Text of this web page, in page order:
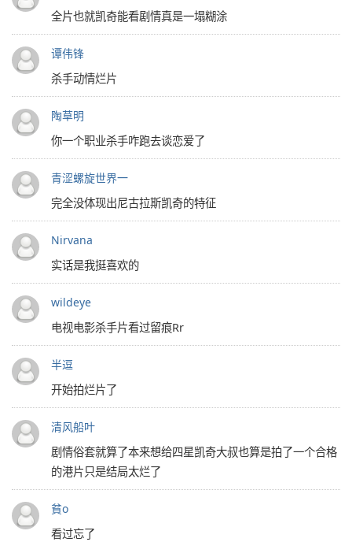
全片也就凯奇能看剧情真是一塌糊涂
谭伟锋
杀手动情烂片
陶草明
你一个职业杀手咋跑去谈恋爱了
青涩螺旋世界一
完全没体现出尼古拉斯凯奇的特征
Nirvana
实话是我挺喜欢的
wildeye
电视电影杀手片看过留痕Rr
半逗
开始拍烂片了
清风船叶
剧情俗套就算了本来想给四星凯奇大叔也算是拍了一个合格
的港片只是结局太烂了
貧o
看过忘了